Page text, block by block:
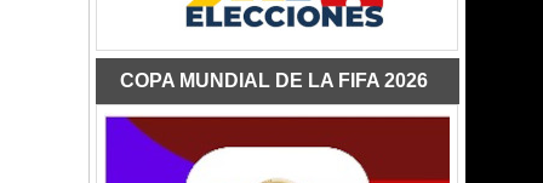
COPA MUNDIAL DE LA FIFA 2026